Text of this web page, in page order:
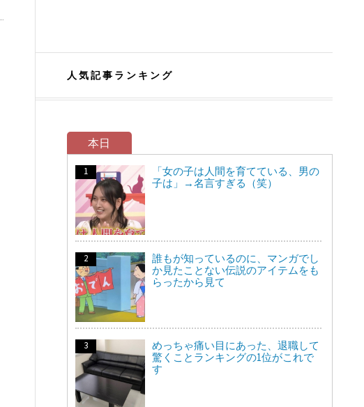
人気記事ランキング
本日
「女の子は人間を育てている、男の
子は」→名言すぎる（笑）
誰もが知っているのに、マンガでし
か見たことない伝説のアイテムをも
らったから見て
めっちゃ痛い目にあった、退職して
驚くことランキングの1位がこれで
す